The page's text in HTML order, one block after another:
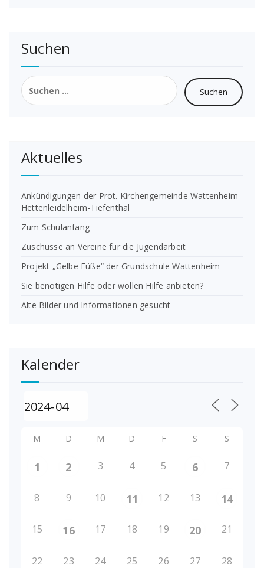
Suchen
Suchen
nach:
Aktuelles
Ankündigungen der Prot. Kirchengemeinde Wattenheim-
Hettenleidelheim-Tiefenthal
Zum Schulanfang
Zuschüsse an Vereine für die Jugendarbeit
Projekt „Gelbe Füße“ der Grundschule Wattenheim
Sie benötigen Hilfe oder wollen Hilfe anbieten?
Alte Bilder und Informationen gesucht
Kalender
M D M D F S S
1 2 3 4 5 6 7
8 9 10 11 12 13 14
15 16 17 18 19 20 21
22 23 24 25 26 27 28